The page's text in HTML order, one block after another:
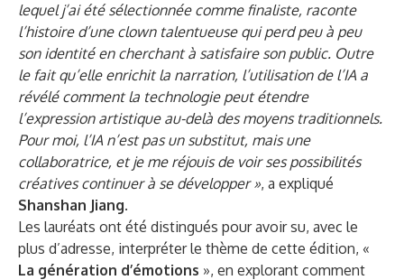
lequel j’ai été sélectionnée comme finaliste, raconte
l’histoire d’une clown talentueuse qui perd peu à peu
son identité en cherchant à satisfaire son public. Outre
le fait qu’elle enrichit la narration, l’utilisation de l’IA a
révélé comment la technologie peut étendre
l’expression artistique au-delà des moyens traditionnels.
Pour moi, l’IA n’est pas un substitut, mais une
collaboratrice, et je me réjouis de voir ses possibilités
créatives continuer à se développer », a expliqué
Shanshan Jiang.
Les lauréats ont été distingués pour avoir su, avec le
plus d’adresse, interpréter le thème de cette édition, «
La génération d’émotions », en explorant comment